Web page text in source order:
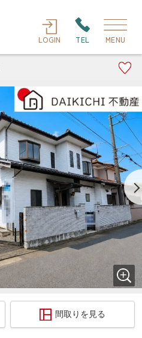
LOGIN TEL MENU
間取りを見る